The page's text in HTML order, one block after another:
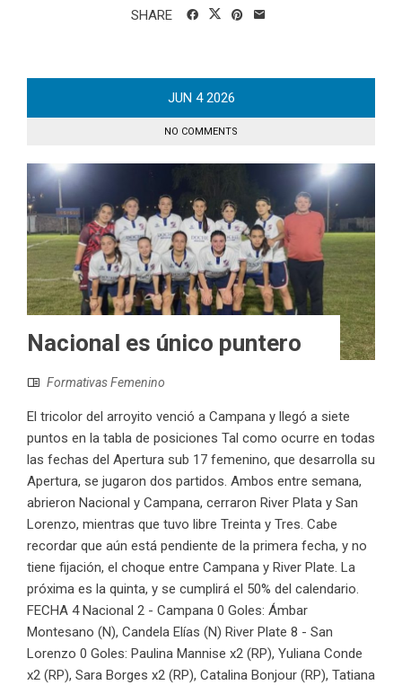
SHARE
JUN 4 2026
NO COMMENTS
Nacional es único puntero
Formativas Femenino
El tricolor del arroyito venció a Campana y llegó a siete
puntos en la tabla de posiciones Tal como ocurre en todas
las fechas del Apertura sub 17 femenino, que desarrolla su
Apertura, se jugaron dos partidos. Ambos entre semana,
abrieron Nacional y Campana, cerraron River Plata y San
Lorenzo, mientras que tuvo libre Treinta y Tres. Cabe
recordar que aún está pendiente de la primera fecha, y no
tiene fijación, el choque entre Campana y River Plate. La
próxima es la quinta, y se cumplirá el 50% del calendario.
FECHA 4 Nacional 2 - Campana 0 Goles: Ámbar
Montesano (N), Candela Elías (N) River Plate 8 - San
Lorenzo 0 Goles: Paulina Mannise x2 (RP), Yuliana Conde
x2 (RP), Sara Borges x2 (RP), Catalina Bonjour (RP), Tatiana